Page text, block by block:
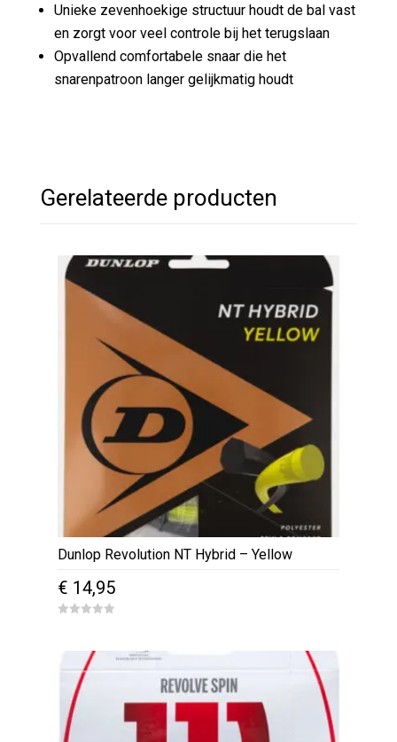
Unieke zevenhoekige structuur houdt de bal vast
en zorgt voor veel controle bij het terugslaan
Opvallend comfortabele snaar die het
snarenpatroon langer gelijkmatig houdt
Gerelateerde producten
Dunlop Revolution NT Hybrid – Yellow
€ 14,95